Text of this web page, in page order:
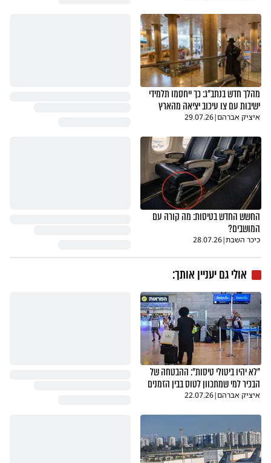
מהלך חדש בנתב"ג: כך ייחסמו תלמידי
ישיבות עם צו עיכוב יציאה מהארץ
איציק אברהם|
29.07.26
החשש החדש בטיסות: מה קורה עם
המושבים?
כיכר השבת|
28.07.26
אולי גם יעניין אותך:
"לא יהיו ביטולי טיסות": ההבטחה של
הבכיר למי שמתכוון לטוס בבין הזמנים
איציק אברהם|
22.07.26